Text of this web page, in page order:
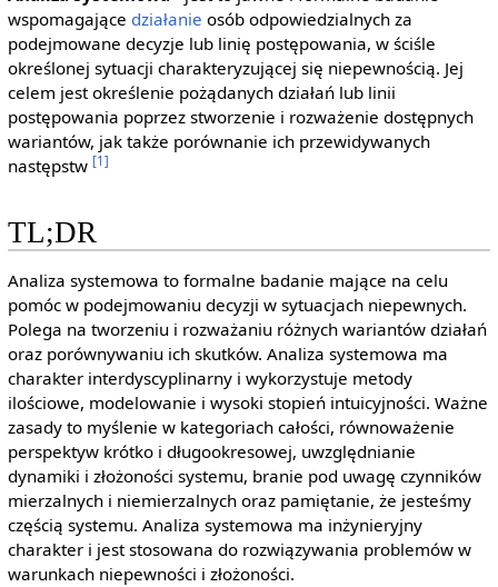
wspomagające działanie osób odpowiedzialnych za
podejmowane decyzje lub linię postępowania, w ściśle
określonej sytuacji charakteryzującej się niepewnością. Jej
celem jest określenie pożądanych działań lub linii
postępowania poprzez stworzenie i rozważenie dostępnych
wariantów, jak także porównanie ich przewidywanych
następstw [1]
TL;DR
Analiza systemowa to formalne badanie mające na celu
pomóc w podejmowaniu decyzji w sytuacjach niepewnych.
Polega na tworzeniu i rozważaniu różnych wariantów działań
oraz porównywaniu ich skutków. Analiza systemowa ma
charakter interdyscyplinarny i wykorzystuje metody
ilościowe, modelowanie i wysoki stopień intuicyjności. Ważne
zasady to myślenie w kategoriach całości, równoważenie
perspektyw krótko i długookresowej, uwzględnianie
dynamiki i złożoności systemu, branie pod uwagę czynników
mierzalnych i niemierzalnych oraz pamiętanie, że jesteśmy
częścią systemu. Analiza systemowa ma inżynieryjny
charakter i jest stosowana do rozwiązywania problemów w
warunkach niepewności i złożoności.